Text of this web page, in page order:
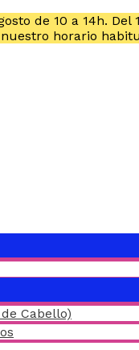
de 10 a 14h.
horario
Cabello)